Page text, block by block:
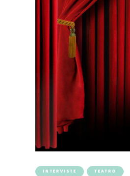
INTERVISTE TEATRO